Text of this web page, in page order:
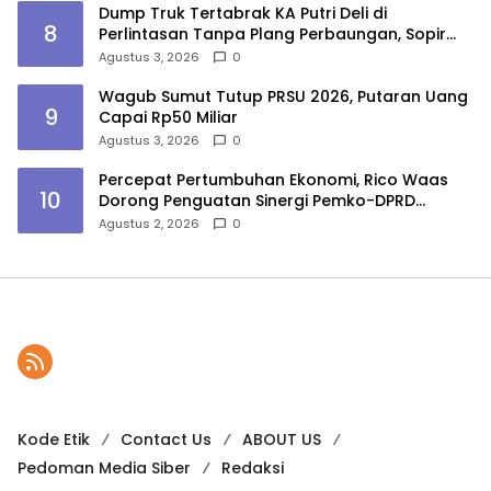
8
Dump Truk Tertabrak KA Putri Deli di
Perlintasan Tanpa Plang Perbaungan, Sopir
Tewas
Agustus 3, 2026 0
9
Wagub Sumut Tutup PRSU 2026, Putaran Uang
Capai Rp50 Miliar
Agustus 3, 2026 0
10
Percepat Pertumbuhan Ekonomi, Rico Waas
Dorong Penguatan Sinergi Pemko-DPRD
Medan
Agustus 2, 2026 0
Kode Etik Contact Us
ABOUT US
Pedoman Media Siber
Redaksi